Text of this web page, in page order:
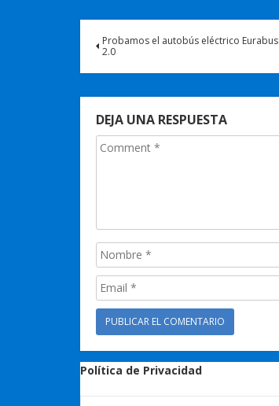
Probamos el autobús eléctrico Eurabus
2.0
DEJA UNA RESPUESTA
Política de Privacidad